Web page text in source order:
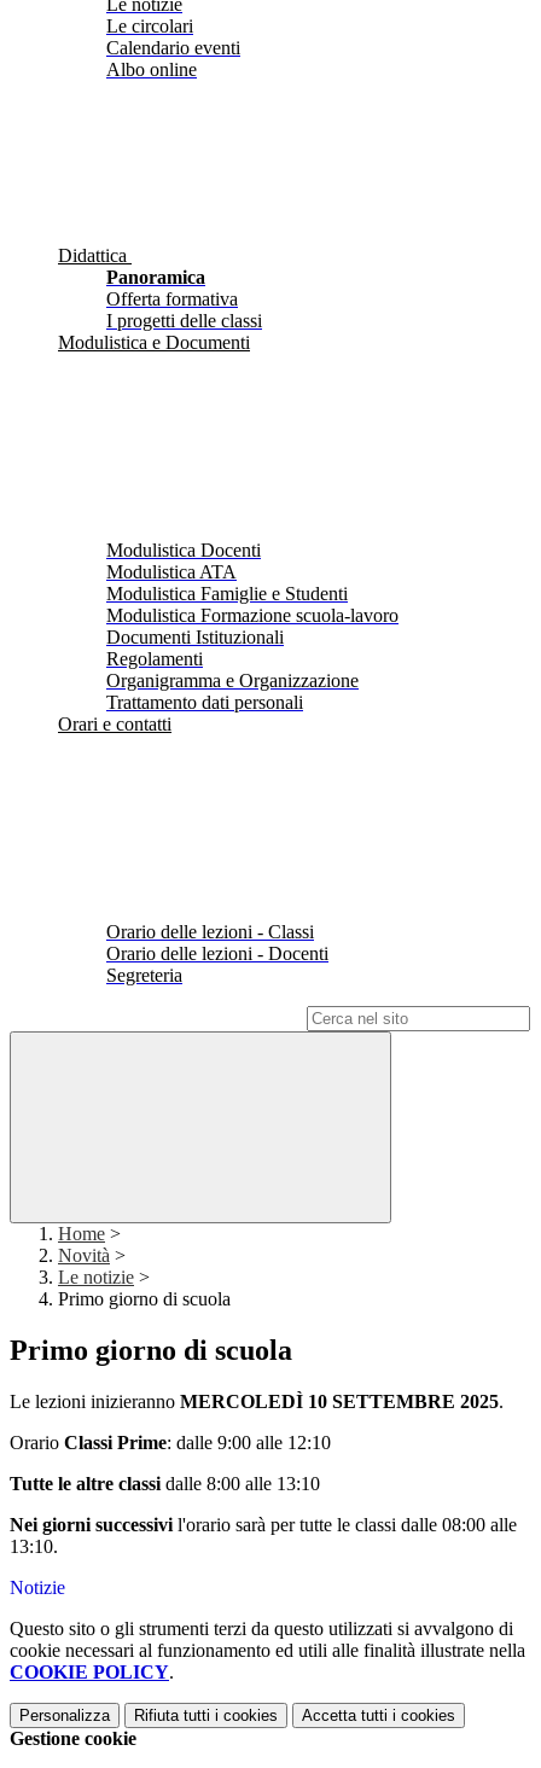
Le notizie
Le circolari
Calendario eventi
Albo online
Didattica
Panoramica
Offerta formativa
I progetti delle classi
Modulistica e Documenti
Modulistica Docenti
Modulistica ATA
Modulistica Famiglie e Studenti
Modulistica Formazione scuola-lavoro
Documenti Istituzionali
Regolamenti
Organigramma e Organizzazione
Trattamento dati personali
Orari e contatti
Orario delle lezioni - Classi
Orario delle lezioni - Docenti
Segreteria
Home >
Novità >
Le notizie >
Primo giorno di scuola
Primo giorno di scuola
Le lezioni inizieranno MERCOLEDÌ 10 SETTEMBRE 2025.
Orario Classi Prime: dalle 9:00 alle 12:10
Tutte le altre classi dalle 8:00 alle 13:10
Nei giorni successivi l'orario sarà per tutte le classi dalle 08:00 alle
13:10.
Notizie
Questo sito o gli strumenti terzi da questo utilizzati si avvalgono di
cookie necessari al funzionamento ed utili alle finalità illustrate nella
COOKIE POLICY.
Personalizza Rifiuta tutti i cookies Accetta tutti i cookies
Gestione cookie